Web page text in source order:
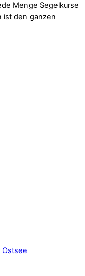
Menge Segelkurse
ist den ganzen
Ostsee